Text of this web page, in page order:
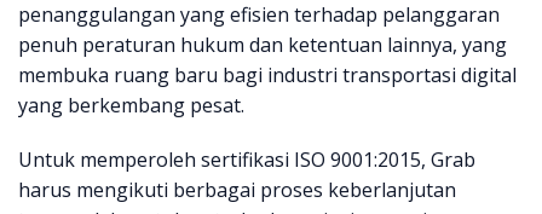
penanggulangan yang efisien terhadap pelanggaran
penuh peraturan hukum dan ketentuan lainnya, yang
membuka ruang baru bagi industri transportasi digital
yang berkembang pesat.
Untuk memperoleh sertifikasi ISO 9001:2015, Grab
harus mengikuti berbagai proses keberlanjutan